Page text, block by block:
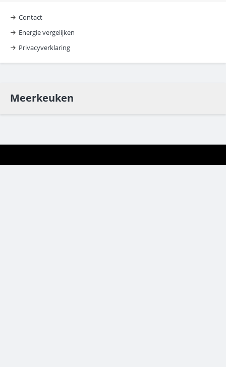
Contact
Energie vergelijken
Privacyverklaring
Meerkeuken